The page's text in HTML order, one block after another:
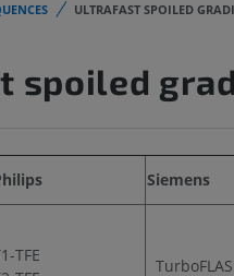
ULTRAFAST SPOILED
spoiled
Siemens
TFE